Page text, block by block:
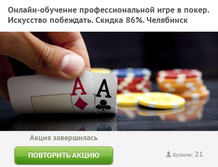
Онлайн-обучение профессиональной игре в покер.
Искусство побеждать. Скидка 86%. Челябинск
Купили: 21
Акция завершилась
ПОВТОРИТЬ АКЦИЮ